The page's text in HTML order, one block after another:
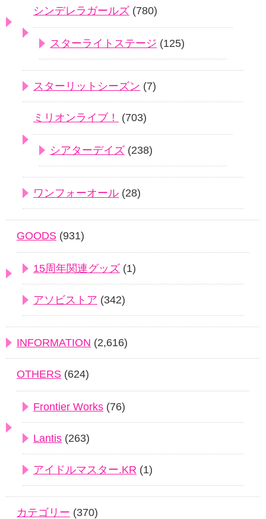
シンデレラガールズ (780)
スターライトステージ (125)
スターリットシーズン (7)
ミリオンライブ！ (703)
シアターデイズ (238)
ワンフォーオール (28)
GOODS (931)
15周年関連グッズ (1)
アソビストア (342)
INFORMATION (2,616)
OTHERS (624)
Frontier Works (76)
Lantis (263)
アイドルマスター.KR (1)
カテゴリー (370)